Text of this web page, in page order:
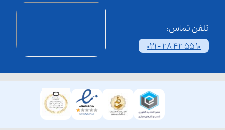
تلفن تماس:
021 - 28 42 55 10